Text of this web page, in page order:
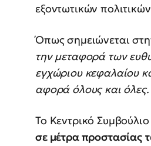
εξοντωτικών
Όπως σημειώνεται
την μεταφορά των
εγχώριου κεφαλαίου
αφορά όλους και όλες.
Το Κεντρικό Συμβούλιο
σε μέτρα προστασίας